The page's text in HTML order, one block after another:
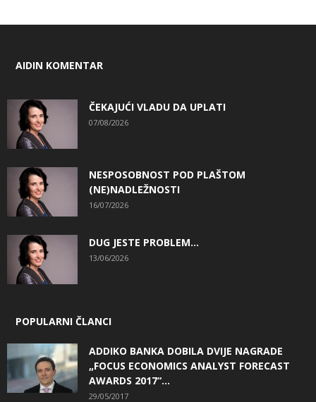
AIDIN KOMENTAR
ČEKAJUĆI VLADU DA UPLATI
07/08/2026
NESPOSOBNOST POD PLAŠTOM
(NE)NADLEŽNOSTI
16/07/2026
DUG JESTE PROBLEM…
13/06/2026
POPULARNI ČLANCI
ADDIKO BANKA DOBILA DVIJE NAGRADE
„FOCUS ECONOMICS ANALYST FORECAST
AWARDS 2017“...
29/05/2017